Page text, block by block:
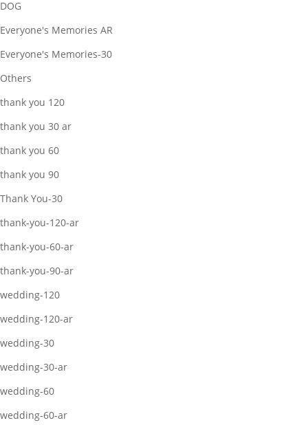
DOG
Everyone's Memories AR
Everyone's Memories-30
Others
thank you 120
thank you 30 ar
thank you 60
thank you 90
Thank You-30
thank-you-120-ar
thank-you-60-ar
thank-you-90-ar
wedding-120
wedding-120-ar
wedding-30
wedding-30-ar
wedding-60
wedding-60-ar